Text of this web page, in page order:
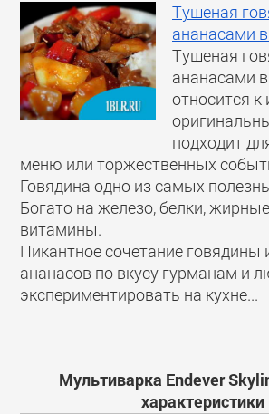
Тушеная
ананасами
Тушеная
ананасами
относится
подходит
меню или торжественных
Говядина одно из самых
Богато на железо, белки,
витамины.
Пикантное сочетание говядины
ананасов по вкусу гурманам и
экспериментировать на кухне...
Мультиварка Endever
характеристики